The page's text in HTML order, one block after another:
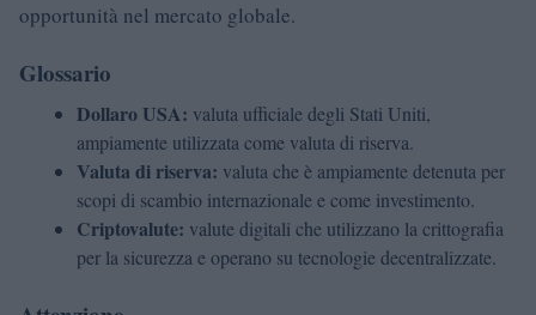
opportunità nel mercato globale.
Glossario
Dollaro USA: valuta ufficiale degli Stati Uniti,
ampiamente utilizzata come valuta di riserva.
Valuta di riserva: valuta che è ampiamente detenuta per
scopi di scambio internazionale e come investimento.
Criptovalute: valute digitali che utilizzano la crittografia
per la sicurezza e operano su tecnologie decentralizzate.